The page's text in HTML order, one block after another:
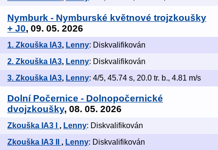
Nymburk - Nymburské květnové trojzkoušky
+ J0, 09. 05. 2026
1. Zkouška IA3, Lenny: Diskvalifikován
2. Zkouška IA3, Lenny: Diskvalifikován
3. Zkouška IA3, Lenny: 4/5, 45.74 s, 20.0 tr. b., 4.81 m/s
Dolní Počernice - Dolnopočernické
dvojzkoušky, 08. 05. 2026
Zkouška IA3 I , Lenny: Diskvalifikován
Zkouška IA3 II , Lenny: Diskvalifikován